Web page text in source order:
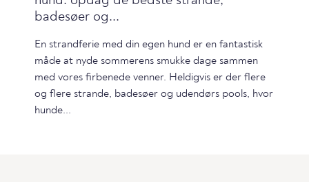
badesøer og...
En strandferie med din egen hund er en fantastisk
måde at nyde sommerens smukke dage sammen
med vores firbenede venner. Heldigvis er der flere
og flere strande, badesøer og udendørs pools, hvor
hunde...